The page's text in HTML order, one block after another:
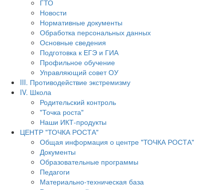
ГТО
Новости
Нормативные документы
Обработка персональных данных
Основные сведения
Подготовка к ЕГЭ и ГИА
Профильное обучение
Управляющий совет ОУ
III. Противодействие экстремизму
IV. Школа
Родительский контроль
"Точка роста"
Наши ИКТ-продукты
ЦЕНТР "ТОЧКА РОСТА"
Общая информация о центре "ТОЧКА РОСТА"
Документы
Образовательные программы
Педагоги
Материально-техническая база